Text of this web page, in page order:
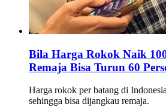
Bila Harga Rokok Naik
Remaja Bisa Turun 60
Harga rokok per batang di
sehingga bisa dijangkau remaja.